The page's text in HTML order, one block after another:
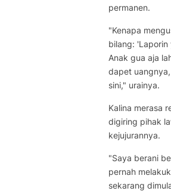
permanen.
"Kenapa
bilang:
Anak gua aja
dapet
sini," urainya.
Kalina merasa
digiring pihak
kejujurannya.
"Saya berani
pernah
sekarang